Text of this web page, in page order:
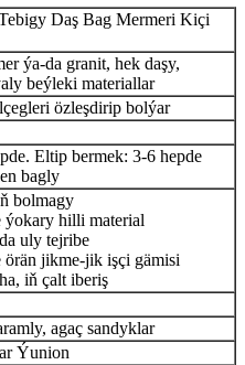
Daş Bag Mermeri Kiçi
ýa-da granit, hek daşy,
beýleki materiallar
özleşdirip bolýar
Eltip bermek: 3-6 hepde
bagly
bolmagy
ýokary hilli material
uly tejribe
jikme-jik işçi gämisi
iň çalt iberiş
agaç sandyklar
Ýunion